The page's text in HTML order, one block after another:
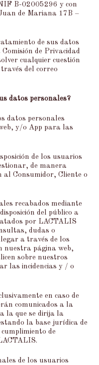
B-02005296 y con
de Mariana 17B –
de sus datos
de Privacidad
cualquier cuestión
del correo
datos personales?
datos personales
y/o App para las
de los usuarios
de manera
al Consumidor, Cliente o
recabados mediante
del público a
por LACTALIS
dudas o
a través de los
nuestra página web,
sobre nuestros
las incidencias y / o
en caso de
comunicados a la
la que se dirija la
la base jurídica de
de
de los usuarios